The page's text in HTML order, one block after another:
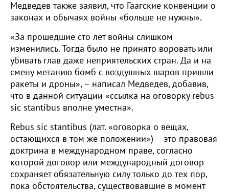
Медведев также заявил, что Гаагские конвенции о
законах и обычаях войны «больше не нужны».
«За прошедшие сто лет войны слишком
изменились. Тогда было не принято воровать или
убивать глав даже неприятельских стран. Да и на
смену метанию бомб с воздушных шаров пришли
ракеты и дроны», – написал Медведев, добавив,
что в данной ситуации «ссылка на оговорку rebus
sic stantibus вполне уместна».
Rebus sic stantibus (лат. «оговорка о вещах,
остающихся в том же положении») – это правовая
доктрина в международном праве, согласно
которой договор или международный договор
сохраняет обязательную силу только до тех пор,
пока обстоятельства, существовавшие в момент